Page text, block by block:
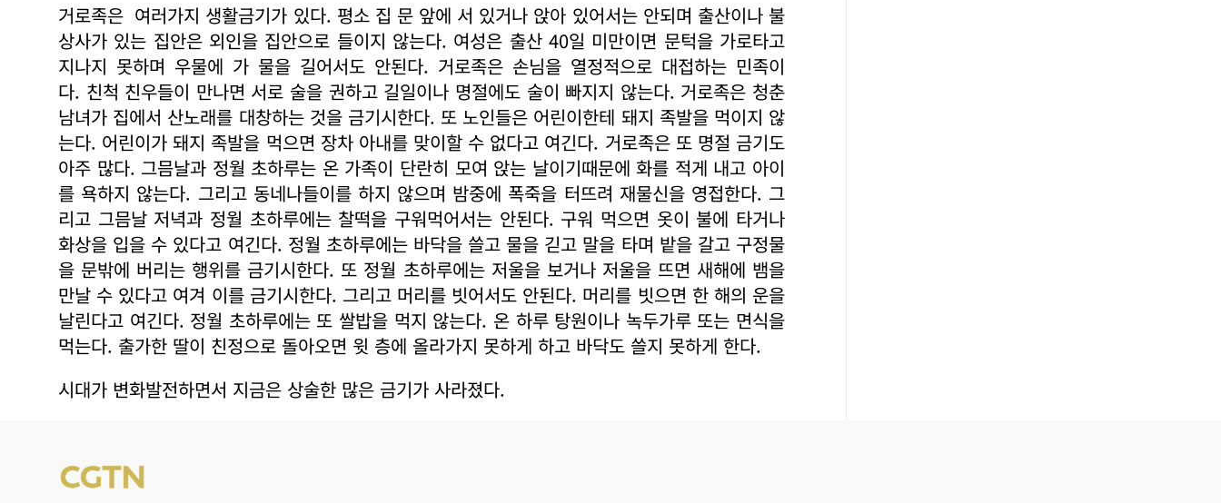
거로족은 여러가지 생활금기가 있다. 평소 집 문 앞에 서 있거나 앉아 있어서는 안되며 출산이나 불
상사가 있는 집안은 외인을 집안으로 들이지 않는다. 여성은 출산 40일 미만이면 문턱을 가로타고
지나지 못하며 우물에 가 물을 길어서도 안된다. 거로족은 손님을 열정적으로 대접하는 민족이
다. 친척 친우들이 만나면 서로 술을 권하고 길일이나 명절에도 술이 빠지지 않는다. 거로족은 청춘
남녀가 집에서 산노래를 대창하는 것을 금기시한다. 또 노인들은 어린이한테 돼지 족발을 먹이지 않
는다. 어린이가 돼지 족발을 먹으면 장차 아내를 맞이할 수 없다고 여긴다. 거로족은 또 명절 금기도
아주 많다. 그믐날과 정월 초하루는 온 가족이 단란히 모여 앉는 날이기때문에 화를 적게 내고 아이
를 욕하지 않는다. 그리고 동네나들이를 하지 않으며 밤중에 폭죽을 터뜨려 재물신을 영접한다. 그
리고 그믐날 저녁과 정월 초하루에는 찰떡을 구워먹어서는 안된다. 구워 먹으면 옷이 불에 타거나
화상을 입을 수 있다고 여긴다. 정월 초하루에는 바닥을 쓸고 물을 긷고 말을 타며 밭을 갈고 구정물
을 문밖에 버리는 행위를 금기시한다. 또 정월 초하루에는 저울을 보거나 저울을 뜨면 새해에 뱀을
만날 수 있다고 여겨 이를 금기시한다. 그리고 머리를 빗어서도 안된다. 머리를 빗으면 한 해의 운을
날린다고 여긴다. 정월 초하루에는 또 쌀밥을 먹지 않는다. 온 하루 탕원이나 녹두가루 또는 면식을
먹는다. 출가한 딸이 친정으로 돌아오면 윗 층에 올라가지 못하게 하고 바닥도 쓸지 못하게 한다.
시대가 변화발전하면서 지금은 상술한 많은 금기가 사라졌다.